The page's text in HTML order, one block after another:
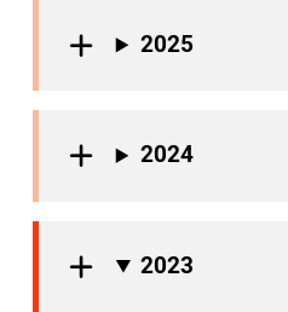
2025
2024
2023